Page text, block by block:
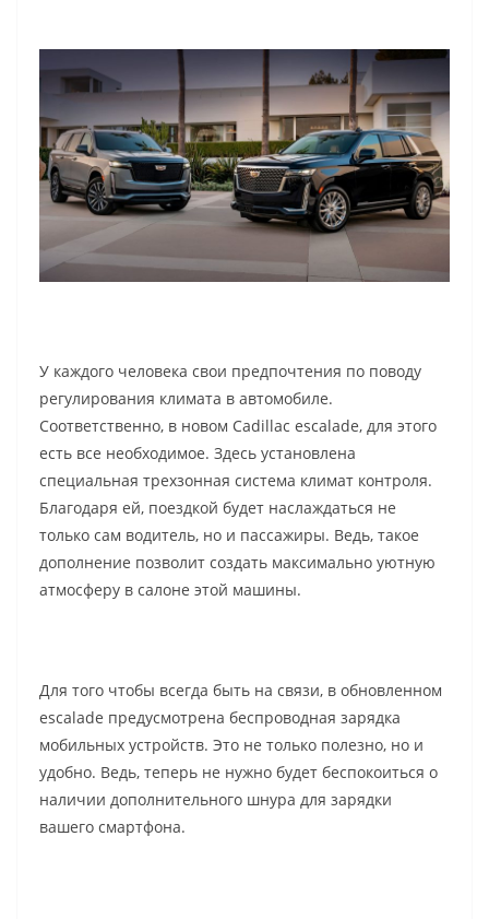
У каждого человека свои предпочтения по поводу
регулирования климата в автомобиле.
Соответственно, в новом Cadillac escalade, для этого
есть все необходимое. Здесь установлена
специальная трехзонная система климат контроля.
Благодаря ей, поездкой будет наслаждаться не
только сам водитель, но и пассажиры. Ведь, такое
дополнение позволит создать максимально уютную
атмосферу в салоне этой машины.
Для того чтобы всегда быть на связи, в обновленном
escalade предусмотрена беспроводная зарядка
мобильных устройств. Это не только полезно, но и
удобно. Ведь, теперь не нужно будет беспокоиться о
наличии дополнительного шнура для зарядки
вашего смартфона.